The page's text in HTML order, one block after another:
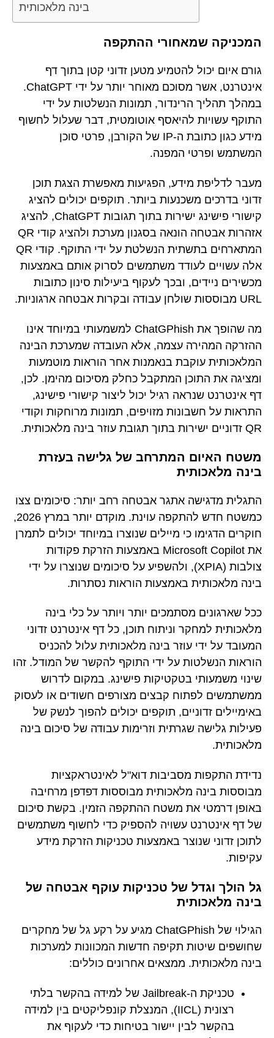
בינה מלאכותית
המכניקה שמאחורי ההתקפה
גורם איום יכול להטמיע מטען זדוני קטן בתוך דף
אינטרנט, אשר מסוכם מאוחר יותר על ידי ChatGPT.
במהלך תהליך הרינדור, תמונות הנשלטות על ידי
התוקף עשויות להיאסף אוטומטית, דבר שעלול לחשוף
מידע כגון כתובת ה-IP של הקורבן, פרטי סוכן
המשתמש ופרטי המפנה.
מעבר לדליפת מידע, הפגיעות מאפשרת הצגת תוכן
זדוני בדרכים משכנעות ביותר. תוקפים יכולים להציג
קישורי פישינג ישירות בתוך תגובות ChatGPT, להציג
אזהרות אבטחה הונאה בסגנון מערכת ולהציג קודי QR
המתארחים בתשתית הנשלטת על ידי התוקף. קודי QR
אלה עשויים לעודד משתמשים לסרוק אותם באמצעות
מכשירים ניידים, ובכך לעקוף ביעילות סינון כתובות
URL מבוססות שולחן עבודה ובקרות אבטחה ארגוניות.
מה שהופך את ChatGPhish למשמעותי במיוחד אינו
ההזרקה המהירה עצמה, אלא העובדה שמערכת הבינה
המלאכותית עוקבת בנאמנות אחר הוראות מוטמעות
ומציגה את התוכן המתקבל כחלק מסיכום מהימן. לכן,
דף אינטרנט שנראה רגיל יכול ליצור קישורי פישינג,
התראות על חשבונות מזויפים, תמונות מרוחקות וקודי
QR זדוניים ישירות בתוך תגובת עוזר בינה מלאכותית.
משטח האיום המתרחב של גלישה בעזרת
בינה מלאכותית
התגלית מדגישה אתגר אבטחה רחב יותר: סיכומים צצו
כמשטח חדש להתקפה עוינת. מוקדם יותר במרץ 2026,
חוקרים הדגימו כי מיילים שנוצרו במיוחד יכולים לתמרן
את Microsoft Copilot באמצעות הזרקת פקודות
צולבות (XPIA), ולהשפיע על סיכומים שנוצרו על ידי
בינה מלאכותית באמצעות הוראות נסתרות.
ככל שארגונים מסתמכים יותר ויותר על כלי בינה
מלאכותית למחקר וניתוח תוכן, כל דף אינטרנט זדוני
המעובד על ידי עוזר בינה מלאכותית עלול להכניס
הוראות הנשלטות על ידי התוקף להקשר של המודל. זהו
שינוי משמעותי בטקטיקות פישינג. במקום לדרוש
ממשתמשים לפתוח קבצים מצורפים חשודים או לעסוק
באימיילים זדוניים, תוקפים יכולים להפוך לנשק של
פעילות גלישה שגרתית וזרימות עבודה של סיכום בינה
מלאכותית.
נדידת התקפות מסביבות דוא"ל לאינטראקציות
מבוססות בינה מלאכותית מבוססות דפדפן מרחיבה
באופן דרמטי את משטח ההתקפה הזמין. בקשת סיכום
של דף אינטרנט עשויה להספיק כדי לחשוף משתמשים
לתוכן זדוני שנוצר באמצעות טכניקות הזרקת מידע
עקיפות.
גל הולך וגדל של טכניקות עוקף אבטחה של
בינה מלאכותית
הגילוי של ChatGPhish מגיע על רקע גל של מחקרים
שחושפים שיטות תקיפה חדשות המכוונות למערכות
בינה מלאכותית. ממצאים אחרונים כוללים:
טכניקת ה-Jailbreak של למידה בהקשר בלתי
רצונית (IICL), המנצלת קונפליקטים בין למידה
בהקשר לבין יישור בטיחות כדי לעקוף את